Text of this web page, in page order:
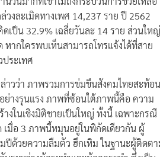
งละเมิดทางเพศ 14,237 ราย ปี 2562
ป็น 32.9% เฉลี่ยวันละ 14 ราย ส่วนใหญ่
ากใครพบเห็นสามารถโทรแจ้งได้ที่สาย
ระเทศ
กล่าวว่า ภาพรวมการข่มขืนสังคมไทยสะท้อน
างรุนแรง ภาพที่ซ้อนใต้ภาพนี้คือ ความ
งในเชิงมิติชายเป็นใหญ่ ทั้งนี้ เฉพาะกรณี
เมื่อ 3 ภาพนี้หมุนอยู่ในพิกัดเดียวกัน ผู้
ด้วยความลืมตัว ฮึกเหิม ในฐานะผู้ติดตาม
ระหว่างผู้กระทำและผู้ถูกกระทำ ซึ่งเป็น